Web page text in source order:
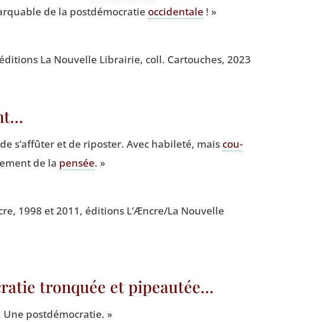
de la post­dé­mo­cra­tie occi­den­tale ! »
La Nou­velle Librai­rie, coll. Car­touches, 2023
s’affûter et de ripos­ter. Avec habi­le­té, mais cou­
de la pen­sée. »
1998 et 2011, édi­tions L’Æncre/La Nou­velle
tronquée et pipeautée…
postdémocratie. »